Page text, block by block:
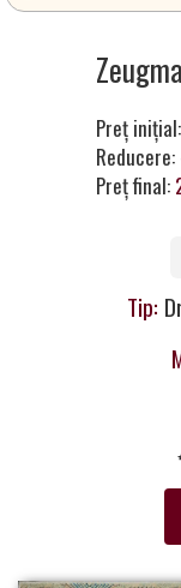
Partener
ContactePreț inițial:
Preț final:
Tip: